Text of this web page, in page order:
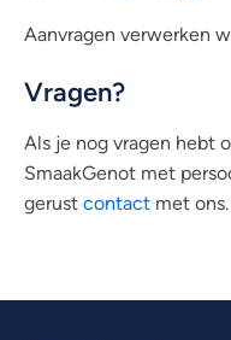
Aanvragen verwerken
Vragen?
Als je nog vragen hebt
SmaakGenot met
gerust contact met